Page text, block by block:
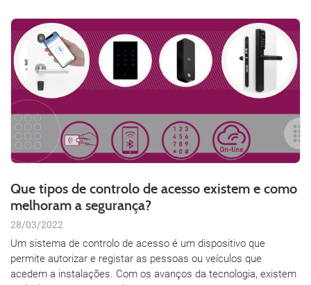
Que tipos de controlo de acesso existem e como
melhoram a segurança?
28/03/2022
Um sistema de controlo de acesso é um dispositivo que
permite autorizar e registar as pessoas ou veículos que
acedem a instalações. Com os avanços da tecnologia, existem